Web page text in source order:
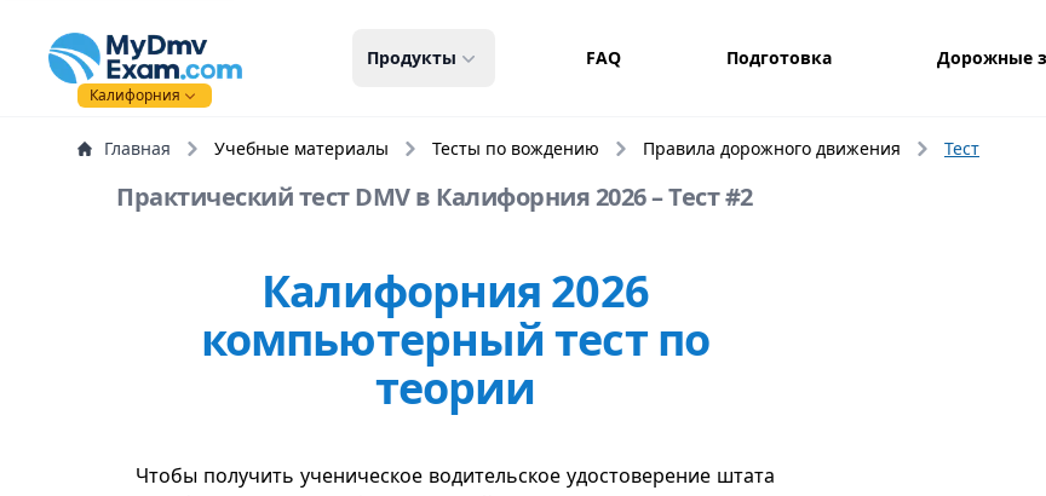
mydmvexam.com
Калифорния
Продукты FAQ Подготовка Дорожные
Главная Учебные материалы Тесты по вождению Правила дорожного движения Тест
Практический тест DMV в Калифорния 2026 – Тест #2
Калифорния 2026
компьютерный тест по
теории
Чтобы получить ученическое водительское удостоверение штата